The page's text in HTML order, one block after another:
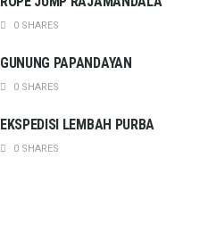
0 SHARES
GUNUNG PAPANDAYAN
0 SHARES
EKSPEDISI LEMBAH PURBA
0 SHARES